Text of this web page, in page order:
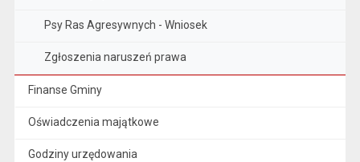
Psy Ras Agresywnych - Wniosek
Zgłoszenia naruszeń prawa
Finanse Gminy
Oświadczenia majątkowe
Godziny urzędowania